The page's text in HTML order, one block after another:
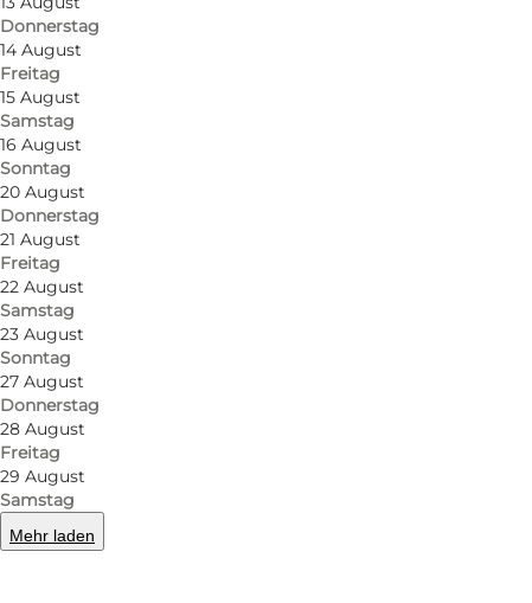
Donnerstag
14 August
Freitag
15 August
Samstag
16 August
Sonntag
20 August
Donnerstag
21 August
Freitag
22 August
Samstag
23 August
Sonntag
27 August
Donnerstag
28 August
Freitag
29 August
Samstag
Mehr laden